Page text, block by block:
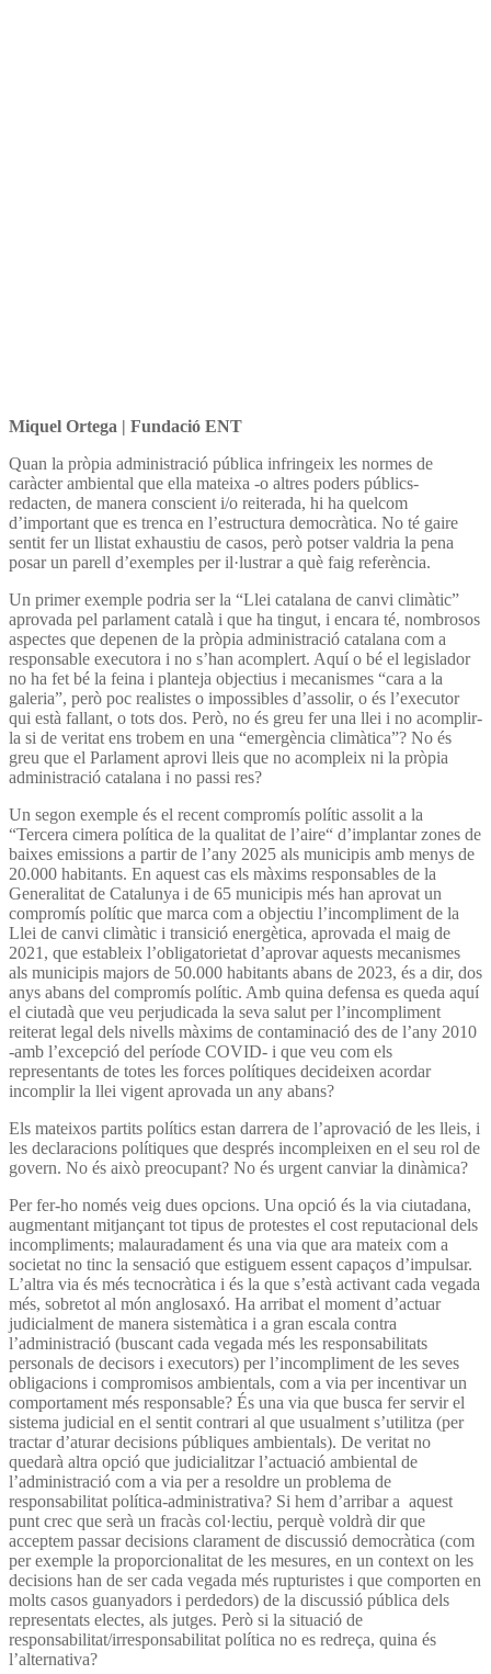
Miquel Ortega | Fundació ENT
Quan la pròpia administració pública infringeix les normes de
caràcter ambiental que ella mateixa -o altres poders públics-
redacten, de manera conscient i/o reiterada, hi ha quelcom
d’important que es trenca en l’estructura democràtica. No té gaire
sentit fer un llistat exhaustiu de casos, però potser valdria la pena
posar un parell d’exemples per il·lustrar a què faig referència.
Un primer exemple podria ser la “Llei catalana de canvi climàtic”
aprovada pel parlament català i que ha tingut, i encara té, nombrosos
aspectes que depenen de la pròpia administració catalana com a
responsable executora i no s’han acomplert. Aquí o bé el legislador
no ha fet bé la feina i planteja objectius i mecanismes “cara a la
galeria”, però poc realistes o impossibles d’assolir, o és l’executor
qui està fallant, o tots dos. Però, no és greu fer una llei i no acomplir-
la si de veritat ens trobem en una “emergència climàtica”? No és
greu que el Parlament aprovi lleis que no acompleix ni la pròpia
administració catalana i no passi res?
Un segon exemple és el recent compromís polític assolit a la
“Tercera cimera política de la qualitat de l’aire“ d’implantar zones de
baixes emissions a partir de l’any 2025 als municipis amb menys de
20.000 habitants. En aquest cas els màxims responsables de la
Generalitat de Catalunya i de 65 municipis més han aprovat un
compromís polític que marca com a objectiu l’incompliment de la
Llei de canvi climàtic i transició energètica, aprovada el maig de
2021, que estableix l’obligatorietat d’aprovar aquests mecanismes
als municipis majors de 50.000 habitants abans de 2023, és a dir, dos
anys abans del compromís polític. Amb quina defensa es queda aquí
el ciutadà que veu perjudicada la seva salut per l’incompliment
reiterat legal dels nivells màxims de contaminació des de l’any 2010
-amb l’excepció del període COVID- i que veu com els
representants de totes les forces polítiques decideixen acordar
incomplir la llei vigent aprovada un any abans?
Els mateixos partits polítics estan darrera de l’aprovació de les lleis, i
les declaracions polítiques que després incompleixen en el seu rol de
govern. No és això preocupant? No és urgent canviar la dinàmica?
Per fer-ho només veig dues opcions. Una opció és la via ciutadana,
augmentant mitjançant tot tipus de protestes el cost reputacional dels
incompliments; malauradament és una via que ara mateix com a
societat no tinc la sensació que estiguem essent capaços d’impulsar.
L’altra via és més tecnocràtica i és la que s’està activant cada vegada
més, sobretot al món anglosaxó. Ha arribat el moment d’actuar
judicialment de manera sistemàtica i a gran escala contra
l’administració (buscant cada vegada més les responsabilitats
personals de decisors i executors) per l’incompliment de les seves
obligacions i compromisos ambientals, com a via per incentivar un
comportament més responsable? És una via que busca fer servir el
sistema judicial en el sentit contrari al que usualment s’utilitza (per
tractar d’aturar decisions públiques ambientals). De veritat no
quedarà altra opció que judicialitzar l’actuació ambiental de
l’administració com a via per a resoldre un problema de
responsabilitat política-administrativa? Si hem d’arribar a aquest
punt crec que serà un fracàs col·lectiu, perquè voldrà dir que
acceptem passar decisions clarament de discussió democràtica (com
per exemple la proporcionalitat de les mesures, en un context on les
decisions han de ser cada vegada més rupturistes i que comporten en
molts casos guanyadors i perdedors) de la discussió pública dels
representats electes, als jutges. Però si la situació de
responsabilitat/irresponsabilitat política no es redreça, quina és
l’alternativa?